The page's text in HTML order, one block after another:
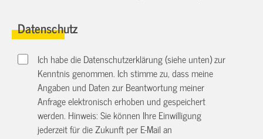
Datenschutz
Ich habe die Datenschutzerklärung (siehe unten) zur
Kenntnis genommen. Ich stimme zu, dass meine
Angaben und Daten zur Beantwortung meiner
Anfrage elektronisch erhoben und gespeichert
werden. Hinweis: Sie können Ihre Einwilligung
jederzeit für die Zukunft per E-Mail an